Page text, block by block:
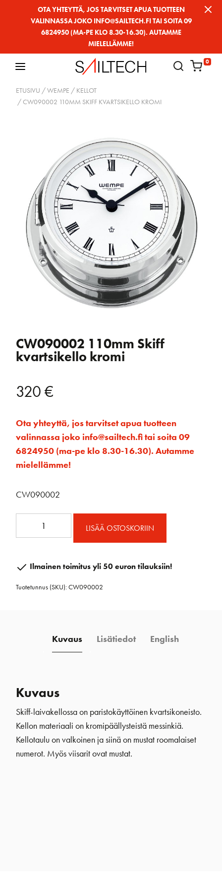
OTA YHTEYTTÄ, JOS TARVITSET APUA TUOTTEEN
VALINNASSA JOKO INFO@SAILTECH.FI TAI SOITA 09
6824950 (MA-PE KLO 8.30-16.30). AUTAMME
MIELELLÄMME!
0
ETUSIVU /WEMPE / KELLOT
/ CW090002 110MM SKIFF KVARTSIKELLO KROMI
CW090002 110mm Skiff
kvartsikello kromi
320€
Ota yhteyttä, jos tarvitset apua tuotteen
valinnassa joko info@sailtech.fi tai soita 09
6824950 (ma-pe klo 8.30-16.30). Autamme
mielellämme!
CW090002
kvartsikello
määrä
LISÄÄ OSTOSKORIIN
Ilmainen toimitus yli 50 euron tilauksiin!
Tuotetunnus (SKU):CW090002
Kuvaus Lisätiedot English
Kuvaus
Skiff-laivakellossa on paristokäyttöinen kvartsikoneisto.
Kellon materiaali on kromipäällysteistä messinkiä.
Kellotaulu on valkoinen ja siinä on mustat roomalaiset
numerot. Myös viisarit ovat mustat.